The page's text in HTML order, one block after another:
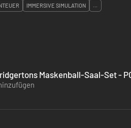
IMMERSIVE SIMULATION ...
Maskenball-Saal-Set -